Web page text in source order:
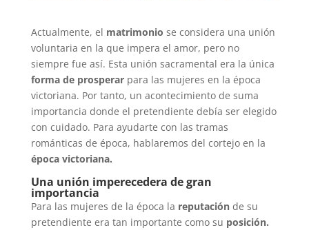
Actualmente, el matrimonio se considera una unión
voluntaria en la que impera el amor, pero no
siempre fue así. Esta unión sacramental era la única
forma de prosperarpara las mujeres en la época
victoriana. Por tanto, un acontecimiento de suma
importancia donde el pretendiente debía ser elegido
con cuidado. Para ayudarte con las tramas
románticas de época, hablaremos del cortejo en la
época victoriana.
Una unión imperecedera de gran
importancia
Para las mujeres de la época la reputaciónde su
pretendiente era tan importante como su posición.